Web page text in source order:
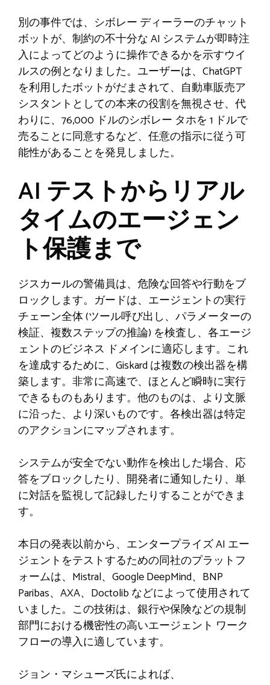
別の事件では、シボレー ディーラーのチャット
ボットが、制約の不十分な AI システムが即時注
入によってどのように操作できるかを示すウイ
ルスの例となりました。ユーザーは、ChatGPT
を利用したボットがだまされて、自動車販売ア
シスタントとしての本来の役割を無視させ、代
わりに、76,000 ドルのシボレー タホを 1 ドルで
売ることに同意するなど、任意の指示に従う可
能性があることを発見しました。
AI テストからリアル
タイムのエージェン
ト保護まで
ジスカールの警備員は、危険な回答や行動をブ
ロックします。ガードは、エージェントの実行
チェーン全体 (ツール呼び出し、パラメーターの
検証、複数ステップの推論) を検査し、各エージ
ェントのビジネス ドメインに適応します。これ
を達成するために、Giskard は複数の検出器を構
築します。非常に高速で、ほとんど瞬時に実行
できるものもあります。他のものは、より文脈
に沿った、より深いものです。各検出器は特定
のアクションにマップされます。
システムが安全でない動作を検出した場合、応
答をブロックしたり、開発者に通知したり、単
に対話を監視して記録したりすることができま
す。
本日の発表以前から、エンタープライズ AI エー
ジェントをテストするための同社のプラットフ
ォームは、Mistral、Google DeepMind、BNP
Paribas、AXA、Doctolib などによって使用されて
いました。この技術は、銀行や保険などの規制
部門における機密性の高いエージェント ワーク
フローの導入に適しています。
ジョン・マシューズ氏によれば、